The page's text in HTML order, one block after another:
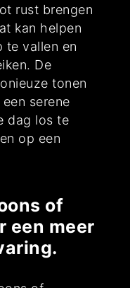
rust brengen
kan helpen
te vallen en
De
tonen
serene
dag los te
op een
of
een meer